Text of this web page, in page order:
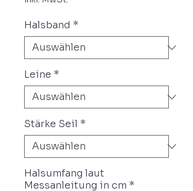
Halsband *
Leine *
Stärke Seil *
Halsumfang laut
Messanleitung in cm *